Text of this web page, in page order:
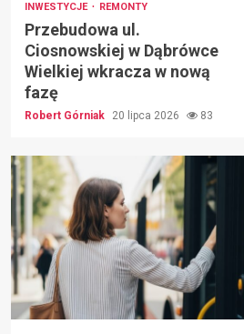
INWESTYCJE REMONTY
Przebudowa ul.
Ciosnowskiej w Dąbrówce
Wielkiej wkracza w nową
fazę
Robert Górniak 20 lipca 2026 83